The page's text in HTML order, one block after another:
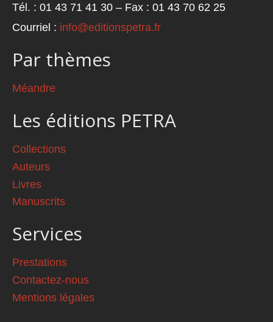
Tél. : 01 43 71 41 30 – Fax : 01 43 70 62 25
Courriel : info@editionspetra.fr
Par thèmes
Méandre
Les éditions PETRA
Collections
Auteurs
Livres
Manuscrits
Services
Prestations
Contactez-nous
Mentions légales